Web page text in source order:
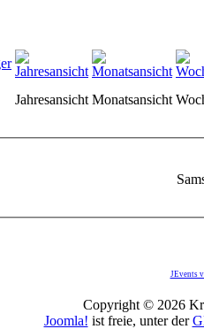
Jahresansicht Monatsansicht
JEvents
Copyright © 2026
Joomla! ist freie, unter der